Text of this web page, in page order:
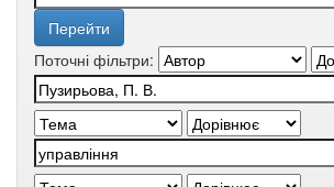
Поточні фільтри: